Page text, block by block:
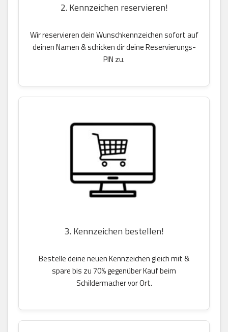
2. Kennzeichen reservieren!
Wir reservieren dein Wunschkennzeichen sofort auf
deinen Namen & schicken dir deine Reservierungs-
PIN zu.
3. Kennzeichen bestellen!
Bestelle deine neuen Kennzeichen gleich mit &
spare bis zu 70% gegenüber Kauf beim
Schildermacher vor Ort.